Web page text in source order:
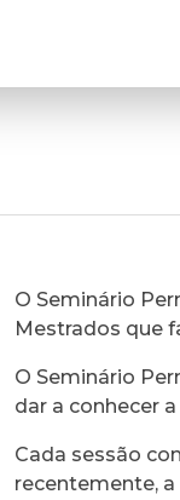
O Seminário
Mestrados que
O Seminário
dar a conhecer
Cada sessão
recentemente,